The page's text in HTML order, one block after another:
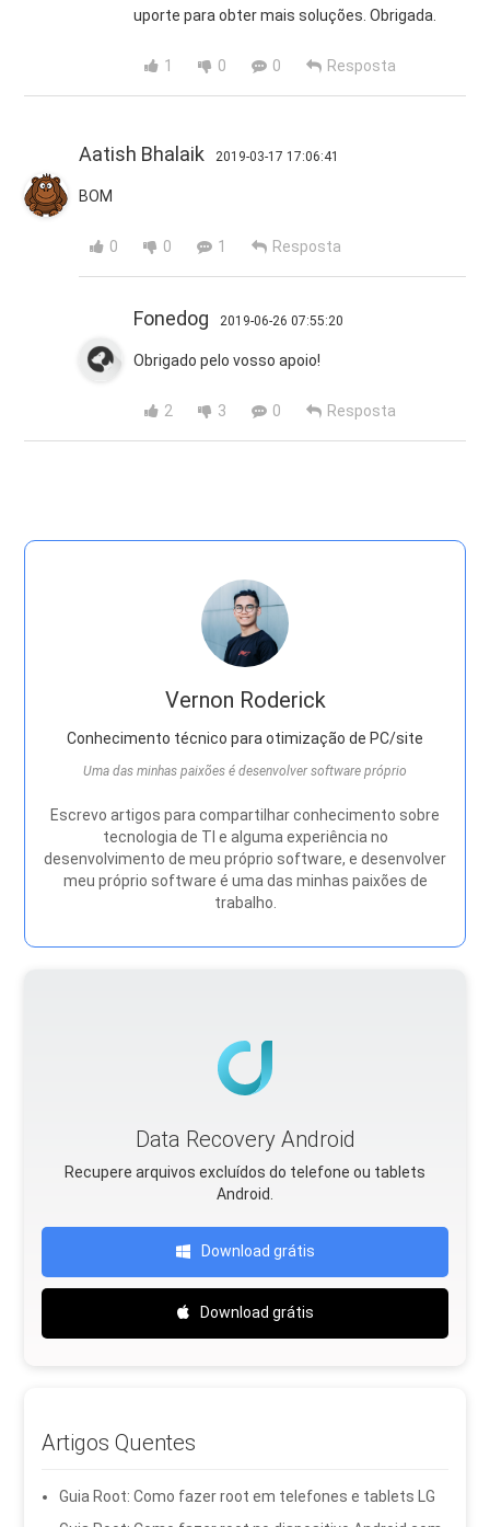
uporte para obter mais soluções. Obrigada.
1 0 0 Resposta
Aatish Bhalaik 2019-03-17 17:06:41
BOM
0 0 1 Resposta
Fonedog 2019-06-26 07:55:20
Obrigado pelo vosso apoio!
2 3 0 Resposta
Vernon Roderick
Conhecimento técnico para otimização de PC/site
Uma das minhas paixões é desenvolver software próprio
Escrevo artigos para compartilhar conhecimento sobre
tecnologia de TI e alguma experiência no
desenvolvimento de meu próprio software, e desenvolver
meu próprio software é uma das minhas paixões de
trabalho.
Data Recovery Android
Recupere arquivos excluídos do telefone ou tablets
Android.
Download grátis
Download grátis
Artigos Quentes
Guia Root: Como fazer root em telefones e tablets LG